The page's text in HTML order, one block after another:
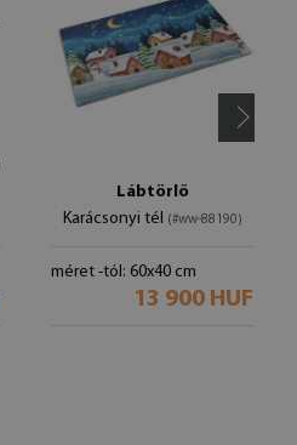
Lábtörlő
Karácsonyi tél
(#ww-88190)
méret -tól: 60x40 cm
13 900 HUF